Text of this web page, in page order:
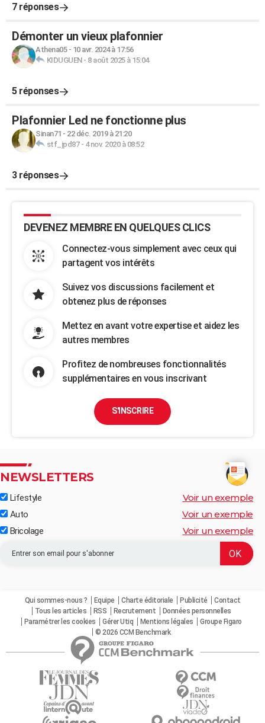
7 réponses
Démonter un vieux plafonnier
Athena05- 10 avr. 2024 à 17:56
KIDUGUEN- 8 août 2025 à 15:04
5 réponses
Plafonnier Led ne fonctionne plus
Sinan71 - 22 déc. 2019 à 21:20
stf_jpd87- 4 nov. 2020 à 08:52
3 réponses
DEVENEZ MEMBRE EN QUELQUES CLICS
Connectez-vous simplement avec ceux qui
partagent vos intérêts
Suivez vos discussions facilement et
obtenez plus de réponses
Mettez en avant votre expertise et aidez les
autres membres
Profitez de nombreuses fonctionnalités
supplémentaires en vous inscrivant
S'INSCRIRE
NEWSLETTERS
Lifestyle Voir un exemple
Auto Voir un exemple
Bricolage Voir un exemple
Qui sommes-nous ? Equipe Charte éditoriale Publicité
Contact
Tous les articles
RSS Recrutement
Données personnelles
Paramétrer les cookies
Gérer Utiq Mentions légales
Groupe Figaro
© 2026 CCM Benchmark